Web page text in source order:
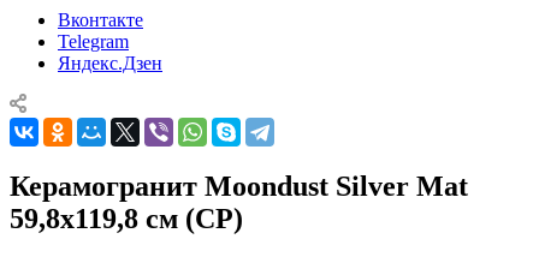
Вконтакте
Telegram
Яндекс.Дзен
Керамогранит Moondust Silver Mat
59,8x119,8 см (CP)